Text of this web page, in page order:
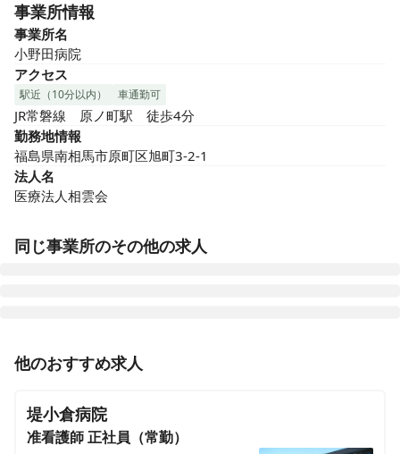
事業所情報
事業所名
小野田病院
アクセス
駅近（10分以内） 車通勤可
JR常磐線　原ノ町駅　徒歩4分
勤務地情報
福島県南相馬市原町区旭町3-2-1
法人名
医療法人相雲会
同じ事業所のその他の求人
正看護師 パート・アルバイト
【相馬市】非常勤週3日〜｜地域医療を支えるやりがい
から徒歩4分
他のおすすめ求人
堤小倉病院
准看護師正社員（常勤）